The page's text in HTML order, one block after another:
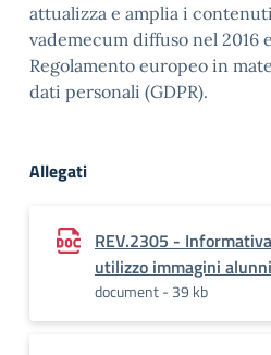
attualizza e amplia i
vademecum diffuso nel 2016
Regolamento europeo in
dati personali (GDPR).
Allegati
REV.2305 -
utilizzo immagini
document - 39 kb